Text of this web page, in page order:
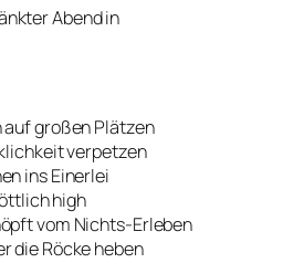
Abend in
großen Plätzen
verpetzen
ins Einerlei
high
vom Nichts-Erleben
die Röcke heben